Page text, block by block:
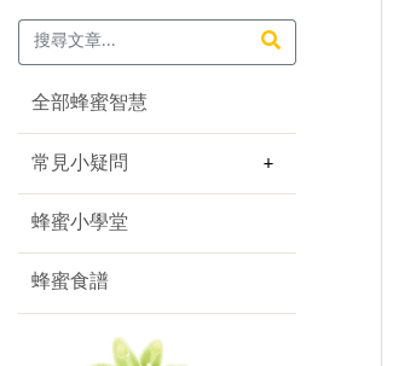
全部蜂蜜智慧
常見小疑問
蜂蜜小學堂
蜂蜜食譜